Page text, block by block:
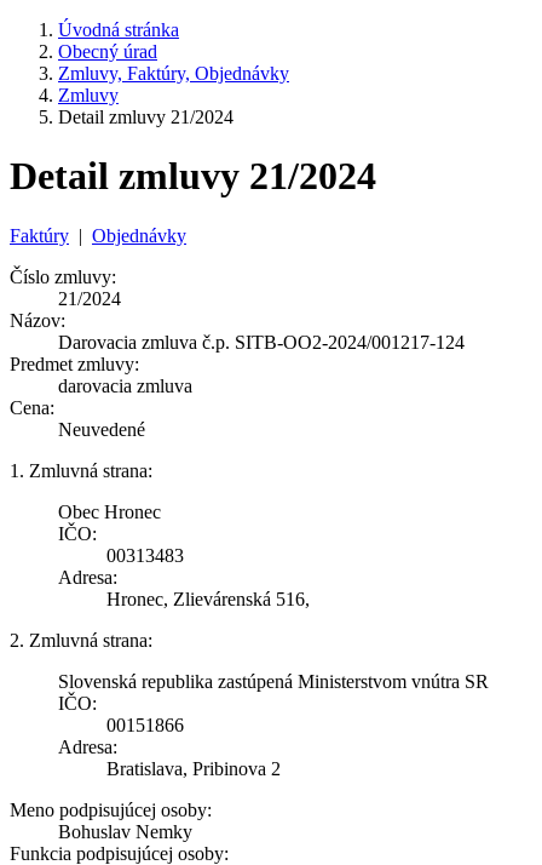
Úvodná stránka
Obecný úrad
Zmluvy, Faktúry, Objednávky
Zmluvy
Detail zmluvy 21/2024
Detail zmluvy 21/2024
Faktúry | Objednávky
Číslo zmluvy:
21/2024
Názov:
Darovacia zmluva č.p. SITB-OO2-2024/001217-124
Predmet zmluvy:
darovacia zmluva
Cena:
Neuvedené
1. Zmluvná strana:
Obec Hronec
IČO:
00313483
Adresa:
Hronec, Zlievárenská 516,
2. Zmluvná strana:
Slovenská republika zastúpená Ministerstvom vnútra SR
IČO:
00151866
Adresa:
Bratislava, Pribinova 2
Meno podpisujúcej osoby:
Bohuslav Nemky
Funkcia podpisujúcej osoby: